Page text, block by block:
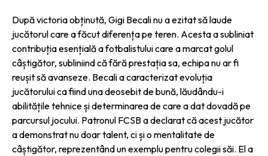
După victoria obținută, Gigi Becali nu a ezitat să laude
jucătorul care a făcut diferența pe teren. Acesta a subliniat
contribuția esențială a fotbalistului care a marcat golul
câștigător, subliniind că fără prestația sa, echipa nu ar fi
reușit să avanseze. Becali a caracterizat evoluția
jucătorului ca fiind una deosebit de bună, lăudându-i
abilitățile tehnice și determinarea de care a dat dovadă pe
parcursul jocului. Patronul FCSB a declarat că acest jucător
a demonstrat nu doar talent, ci și o mentalitate de
câștigător, reprezentând un exemplu pentru colegii săi. El a